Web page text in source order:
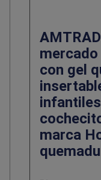
con gel
marca